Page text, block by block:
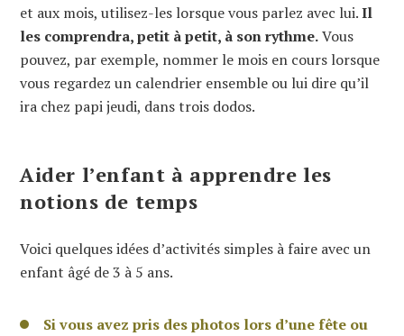
et aux mois, utilisez-les lorsque vous parlez avec lui.Il
les comprendra, petit à petit, à son rythme.Vous
pouvez, par exemple, nommer le mois en cours lorsque
vous regardez un calendrier ensemble ou lui dire qu’il
ira chez papi jeudi, dans trois dodos.
Aider l’enfant à apprendre les
notions de temps
Voici quelques idées d’activités simples à faire avec un
enfant âgé de 3 à 5 ans.
Si vous avez pris des photos lors d’une fête ou